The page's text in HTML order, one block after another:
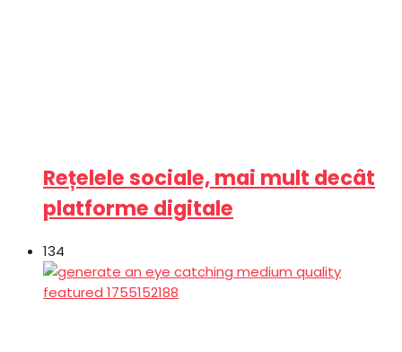
Rețelele sociale, mai mult decât
platforme digitale
134